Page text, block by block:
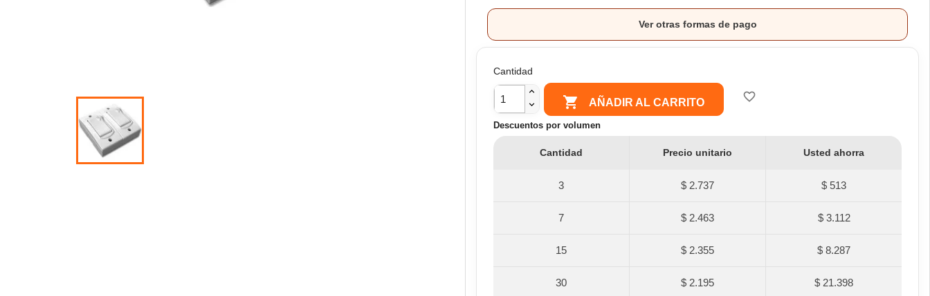
Ver otras formas de pago
Cantidad
 AÑADIR AL CARRITO favorite_border
Descuentos por volumen
Cantidad Precio unitario Usted ahorra
3 $ 2.737 $ 513
7 $ 2.463 $ 3.112
15 $ 2.355 $ 8.287
30 $ 2.195 $ 21.398